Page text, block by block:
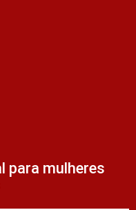
para mulheres